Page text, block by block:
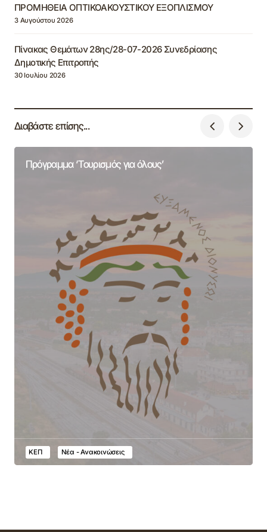
ΠΡΟΜΗΘΕΙΑ ΟΠΤΙΚΟΑΚΟΥΣΤΙΚΟΥ ΕΞΟΠΛΙΣΜΟΥ
3 Αυγούστου 2026
Πίνακας Θεμάτων 28ης/28-07-2026 Συνεδρίασης
Δημοτικής Επιτροπής
30 Ιουλίου 2026
Διαβάστε επίσης...
Πρόγραμμα ‘Τουρισμός για όλους’
ΚΕΠ Νέα - Ανακοινώσεις